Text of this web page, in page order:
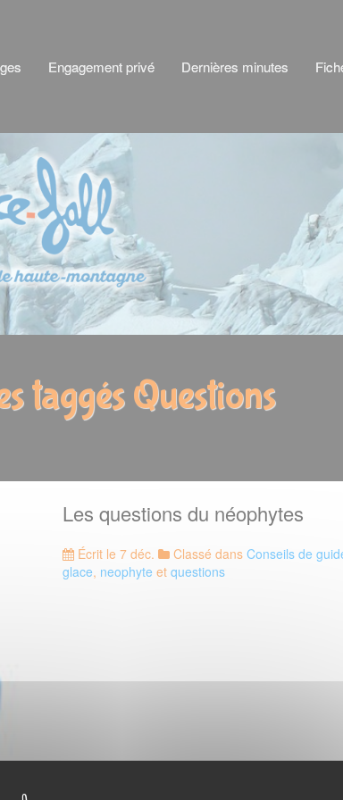
Engagement privé Dernières minutes
taggés Questions
Les questions du néophytes
Écrit le 7 déc. Classé dans Conseils de
glace, neophyte et questions